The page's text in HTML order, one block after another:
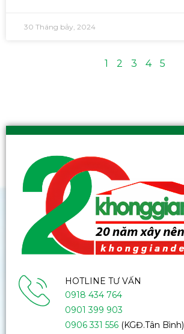
30 Tháng bảy, 2024
1 2 3 4 5
HOTLINE TƯ VẤN
0918 434 764
0901 399 903
0906 331 556(KGĐ.Tân Bình)